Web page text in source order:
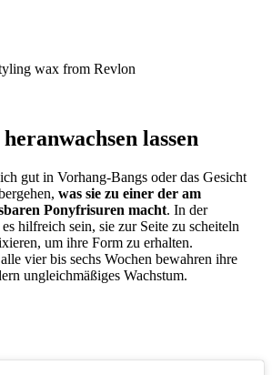
lassen
gut in Vorhang-Bangs oder das Gesicht
was sie zu einer der am
Ponyfrisuren macht. In der
hilfreich sein, sie zur Seite zu scheiteln
um ihre Form zu erhalten.
vier bis sechs Wochen bewahren ihre
ungleichmäßiges Wachstum.